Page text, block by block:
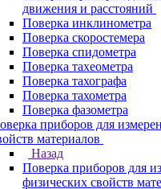
движения и расстояний
Поверка инклинометра
Поверка скоростемера
Поверка спидометра
Поверка тахеометра
Поверка тахографа
Поверка тахометра
Поверка фазометра
приборов для
материалов
Назад
Поверка приборов для
физических свойств